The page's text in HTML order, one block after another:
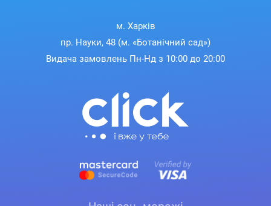
м. Харків
пр. Науки, 48 (м. «Ботанічний сад»)
Видача замовлень Пн-Нд з 10:00 до 20:00